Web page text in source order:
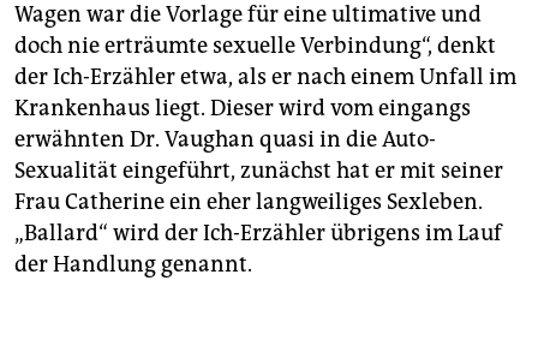
Wagen war die Vorlage für eine ultimative und
doch nie erträumte sexuelle Verbindung“, denkt
der Ich-Erzähler etwa, als er nach einem Unfall im
Krankenhaus liegt. Dieser wird vom eingangs
erwähnten Dr. Vau­ghan quasi in die Auto-
Sexualität eingeführt, zunächst hat er mit seiner
Frau Catherine ein eher langweiliges Sexleben.
„Ballard“ wird der Ich-Erzähler übrigens im Lauf
der Handlung genannt.